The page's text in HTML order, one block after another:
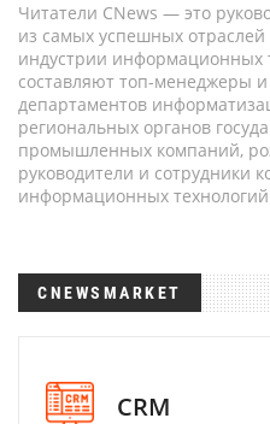
Читатели CNews — это
из самых успешных отраслей
индустрии информационных
составляют топ-менеджеры
департаментов
региональных органов
промышленных компаний,
руководители и сотрудники
информационных технологий
CNEWSMARKET
CRM